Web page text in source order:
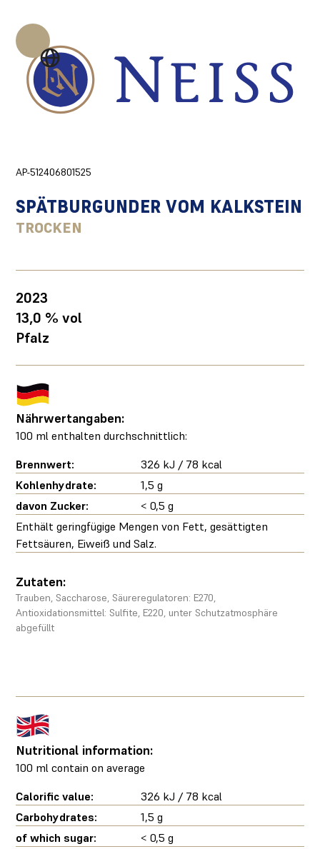
AP-512406801525
SPÄTBURGUNDER VOM KALKSTEIN
TROCKEN
2023
13,0 % vol
Pfalz
Nährwertangaben:
100 ml enthalten durchschnittlich:
Brennwert:
326 kJ / 78 kcal
Kohlenhydrate:
1,5 g
davon Zucker:
< 0,5 g
Enthält geringfügige Mengen von Fett, gesättigten
Fettsäuren, Eiweiß und Salz.
Zutaten:
Trauben, Saccharose, Säureregulatoren: E270,
Antioxidationsmittel: Sulfite, E220, unter Schutzatmosphäre
abgefüllt
Nutritional information:
100 ml contain on average
Calorific value:
326 kJ / 78 kcal
Carbohydrates:
1,5 g
of which sugar:
< 0,5 g